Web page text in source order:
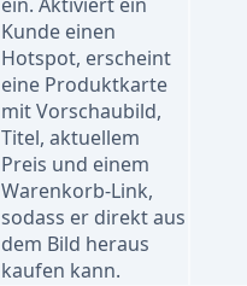
Kunde einen
Hotspot, erscheint
eine Produktkarte
mit Vorschaubild,
Titel, aktuellem
Preis und einem
Warenkorb-Link,
sodass er direkt aus
dem Bild heraus
kaufen kann.